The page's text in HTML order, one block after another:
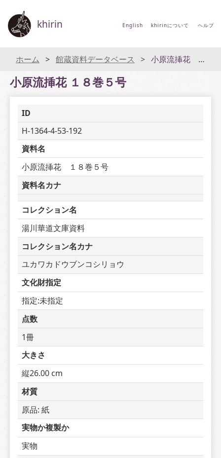
khirin English khirinについて ヘルプ
ホーム 館蔵資料データベース 小原流挿花 １８巻５号
小原流挿花 １８巻５号
ID
H-1364-4-53-192
資料名
小原流挿花　１８巻５号
資料名カナ
コレクション名
湯川華道文庫資料
コレクション名カナ
ユカワカドウブンコシリョウ
文化財指定
指定:未指定
点数
1冊
大きさ
縦26.00 cm
材質
原品: 紙
実物か複製か
実物